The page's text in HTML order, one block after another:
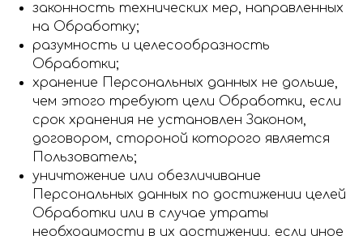
законность технических мер, направленных
на Обработку;
разумность и целесообразность
Обработки;
хранение Персональных данных не дольше,
чем этого требуют цели Обработки, если
срок хранения не установлен Законом,
договором, стороной которого является
Пользователь;
уничтожение или обезличивание
Персональных данных по достижении целей
Обработки или в случае утраты
необходимости в их достижении, если иное